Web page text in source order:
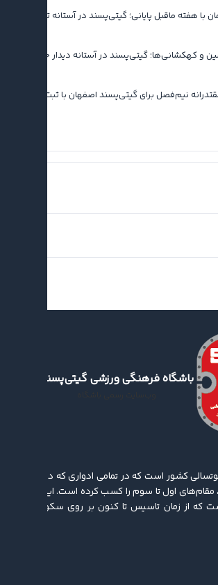
با هفته ماقبل پایانی؛ گیتی‌پسند در آستانه تثبیت
و کهکشانی‌ها؛ گیتی‌پسند در آستانه دیدار حساس
نیم‌فصل برای گیتی‌پسند اصفهان با ثبت رکورد
باشگاه فرهنگی ورزشی گیتی‌پسند
کشور است که در تمامی ادواری که در لیگ برتر
اول تا سوم را کسب کرده ‌است. این باشگاه
که از زمان تاسیس تا کنون بر روی سکو ایستاده